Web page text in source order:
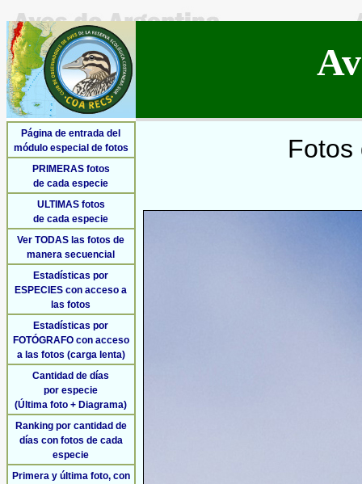
Página de entrada del
módulo especial de fotos
PRIMERAS fotos
de cada especie
ULTIMAS fotos
de cada especie
Ver TODAS las fotos de
manera secuencial
Estadísticas por
ESPECIES con acceso a
las fotos
Estadísticas por
FOTÓGRAFO con acceso
a las fotos (carga lenta)
Cantidad de días
por especie
(Última foto + Diagrama)
Ranking por cantidad de
días con fotos de cada
especie
Primera y última foto, con
Fotos